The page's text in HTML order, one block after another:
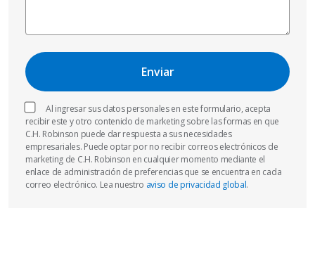
Al ingresar sus datos personales en este formulario, acepta
recibir este y otro contenido de marketing sobre las formas en que
C.H. Robinson puede dar respuesta a sus necesidades
empresariales. Puede optar por no recibir correos electrónicos de
marketing de C.H. Robinson en cualquier momento mediante el
enlace de administración de preferencias que se encuentra en cada
correo electrónico. Lea nuestro aviso de privacidad global.